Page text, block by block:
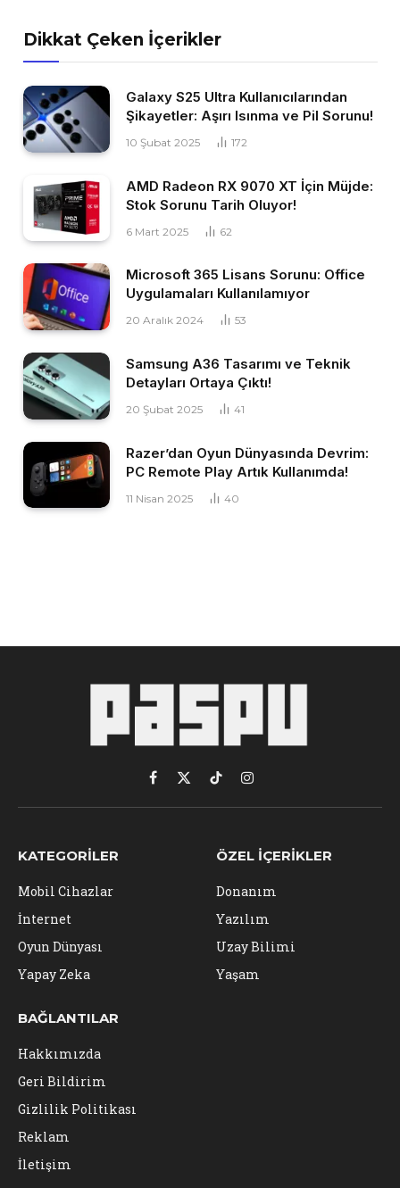
Dikkat Çeken İçerikler
Galaxy S25 Ultra Kullanıcılarından
Şikayetler: Aşırı Isınma ve Pil Sorunu!
10 Şubat 2025 172
AMD Radeon RX 9070 XT İçin Müjde:
Stok Sorunu Tarih Oluyor!
6 Mart 2025 62
Microsoft 365 Lisans Sorunu: Office
Uygulamaları Kullanılamıyor
20 Aralık 2024 53
Samsung A36 Tasarımı ve Teknik
Detayları Ortaya Çıktı!
20 Şubat 2025 41
Razer’dan Oyun Dünyasında Devrim:
PC Remote Play Artık Kullanımda!
11 Nisan 2025 40
Facebook
X
(Twitter)
TikTokInstagram
KATEGORILER
Mobil Cihazlar
İnternet
Oyun Dünyası
Yapay Zeka
ÖZEL İÇERIKLER
Donanım
Yazılım
Uzay Bilimi
Yaşam
BAĞLANTILAR
Hakkımızda
Geri Bildirim
Gizlilik Politikası
Reklam
İletişim